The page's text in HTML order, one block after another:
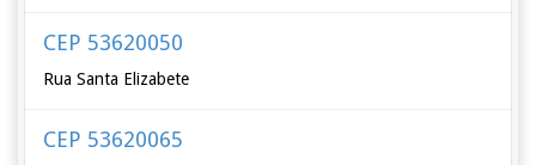
CEP 53620050
Rua Santa Elizabete
CEP 53620065